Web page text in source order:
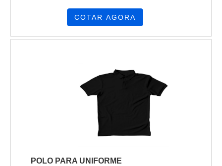
COTAR AGORA
POLO PARA UNIFORME